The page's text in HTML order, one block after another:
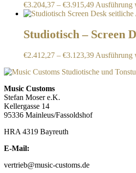
€3.204,37 – €3.915,49 Ausführung
Studiotisch – Screen
€2.412,27 – €3.123,39 Ausführung
Music Customs
Stefan Moser e.K.
Kellergasse 14
95336 Mainleus/Fassoldshof
HRA 4319 Bayreuth
E-Mail:
vertrieb@music-customs.de